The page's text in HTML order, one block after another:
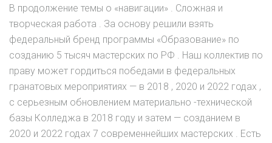
В продолжение темы о «навигации» . Сложная и
творческая работа . За основу решили взять
федеральный бренд программы «Образование» по
созданию 5 тысяч мастерских по РФ . Наш коллектив по
праву может гордиться победами в федеральных
гранатовых мероприятиях — в 2018 , 2020 и 2022 годах ,
с серьезным обновлением материально -технической
базы Колледжа в 2018 году и затем — созданием в
2020 и 2022 годах 7 современнейших мастерских . Есть